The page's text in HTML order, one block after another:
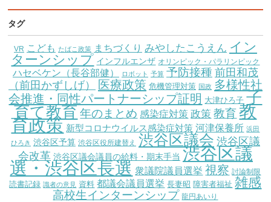
タグ
VR こども たばこ政策 まちづくり みやしたこうえん イン
ターンシップ インフルエンザ オリンピック・パラリンピック
ハセベケン（長谷部健） ロボット 予算 予防接種 前田和茂
（前田かずしげ）
医療政策 危機管理対策 国政 多様性社
会推進・同性パートナーシップ証明 大津ひろ子 子
育て教育 年のまとめ 感染症対策 政策 教育 教
育政策 新型コロナウイルス感染症対策 河津保養所 浜田
ひろき 渋谷区予算 渋谷区役所建替え 渋谷区議会 渋谷区議
会改革 渋谷区議会議員の給料・期末手当 渋谷区議
選・渋谷区長選 衆議院議員選挙 視察 討論制限
読書記録 識者の意見 資料 都議会議員選挙 長妻昭 障害者福祉 雑感
高校生インターンシップ 龍円あいり